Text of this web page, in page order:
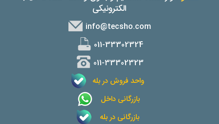
الکترونیکی
info@tecsho.com
011-33302324
011-33302323
واحد فروش در بله
بازرگانی داخل
بازرگانی در بله